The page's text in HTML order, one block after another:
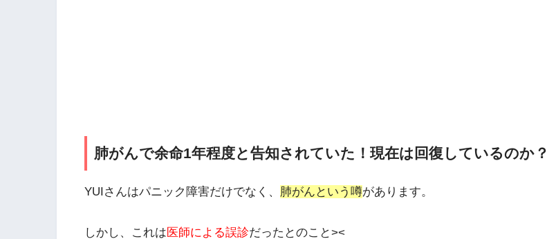
肺がんで余命1年程度と告知されていた！現在は回復しているのか？
YUIさんはパニック障害だけでなく、 肺がんという噂があります。
しかし、これは 医師による誤診だったとのこと><